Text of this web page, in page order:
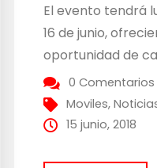
El evento tendrá
16 de junio,
oportunidad de
criaturas
bonificaciones
la Comunidad de
0 Comentarios
Moviles,
15 junio, 2018